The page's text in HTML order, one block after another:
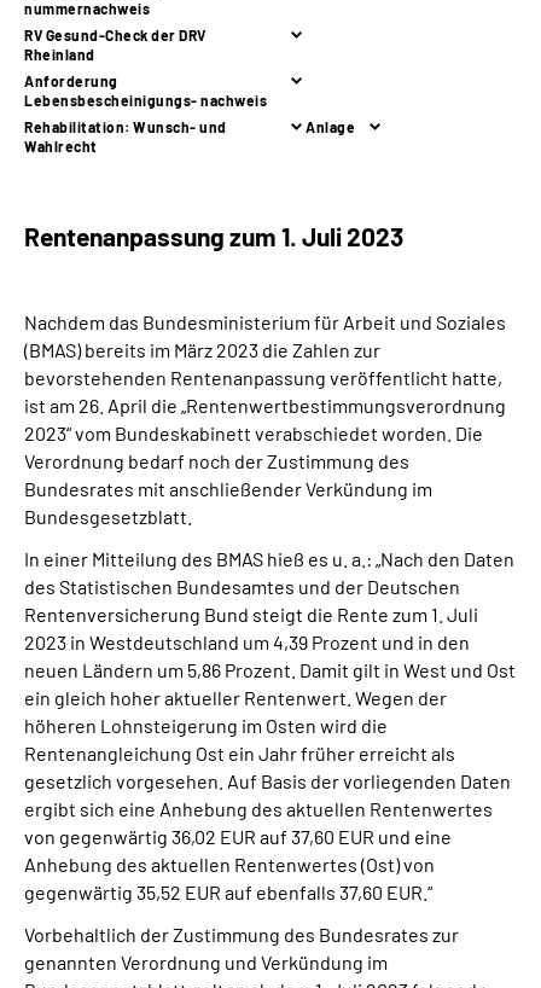
Mein Kundenportal
nummernachweis
RV Gesund-Check der DRV
Rheinland
Anforderung
Lebensbescheinigungs- nachweis
Rehabilitation: Wunsch- und
Wahlrecht
Anlage
Rentenanpassung zum 1. Juli 2023
Nachdem das Bundesministerium für Arbeit und Soziales
(BMAS) bereits im März 2023 die Zahlen zur
bevorstehenden Rentenanpassung veröffentlicht hatte,
ist am 26. April die „Rentenwertbestimmungsverordnung
2023“ vom Bundeskabinett verabschiedet worden. Die
Verordnung bedarf noch der Zustimmung des
Bundesrates mit anschließender Verkündung im
Bundesgesetzblatt.
In einer Mitteilung des BMAS hieß es u. a.: „Nach den Daten
des Statistischen Bundesamtes und der Deutschen
Rentenversicherung Bund steigt die Rente zum 1. Juli
2023 in Westdeutschland um 4,39 Prozent und in den
neuen Ländern um 5,86 Prozent. Damit gilt in West und Ost
ein gleich hoher aktueller Rentenwert. Wegen der
höheren Lohnsteigerung im Osten wird die
Rentenangleichung Ost ein Jahr früher erreicht als
gesetzlich vorgesehen. Auf Basis der vorliegenden Daten
ergibt sich eine Anhebung des aktuellen Rentenwertes
von gegenwärtig 36,02 EUR auf 37,60 EUR und eine
Anhebung des aktuellen Rentenwertes (Ost) von
gegenwärtig 35,52 EUR auf ebenfalls 37,60 EUR.“
Vorbehaltlich der Zustimmung des Bundesrates zur
genannten Verordnung und Verkündung im